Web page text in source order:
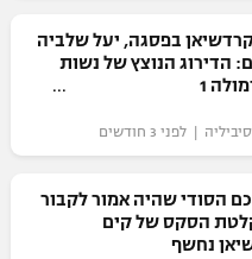
בפסגה, יעל שלביה
הדירוג הנוצץ של נשות
1
| לפני 3 חודשים
הסודי שהיה אמור לקבור
הסקס של קים
נחשף